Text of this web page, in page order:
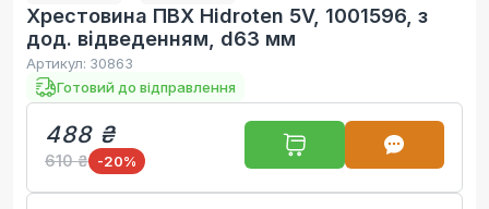
Хрестовина ПВХ Hidroten 5V, 1001596, з
дод. відведенням, d63 мм
Артикул: 30863
Готовий до відправлення
488 ₴
610 ₴ -20%